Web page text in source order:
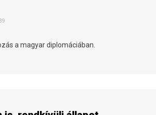
a magyar diplomáciában.